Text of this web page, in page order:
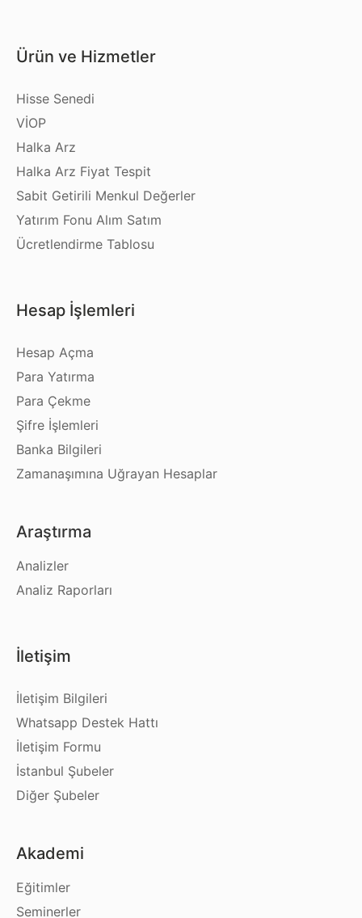
Ürün ve Hizmetler
Hisse Senedi
VİOP
Halka Arz
Halka Arz Fiyat Tespit
Sabit Getirili Menkul Değerler
Yatırım Fonu Alım Satım
Ücretlendirme Tablosu
Hesap İşlemleri
Hesap Açma
Para Yatırma
Para Çekme
Şifre İşlemleri
Banka Bilgileri
Zamanaşımına Uğrayan Hesaplar
Araştırma
Analizler
Analiz Raporları
İletişim
İletişim Bilgileri
Whatsapp Destek Hattı
İletişim Formu
İstanbul Şubeler
Diğer Şubeler
Akademi
Eğitimler
Seminerler